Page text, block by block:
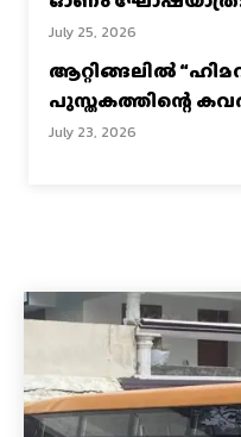
July 25, 2026
ആറ്റിങ്ങലിൽ
പുസ്തകത്തിന്റെ
July 23, 2026